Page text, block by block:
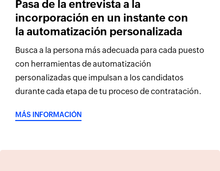
Pasa de la entrevista a la
incorporación en un instante con
la automatización personalizada
Busca a la persona más adecuada para cada puesto
con herramientas de automatización
personalizadas que impulsan a los candidatos
durante cada etapa de tu proceso de contratación.
MÁS INFORMACIÓN